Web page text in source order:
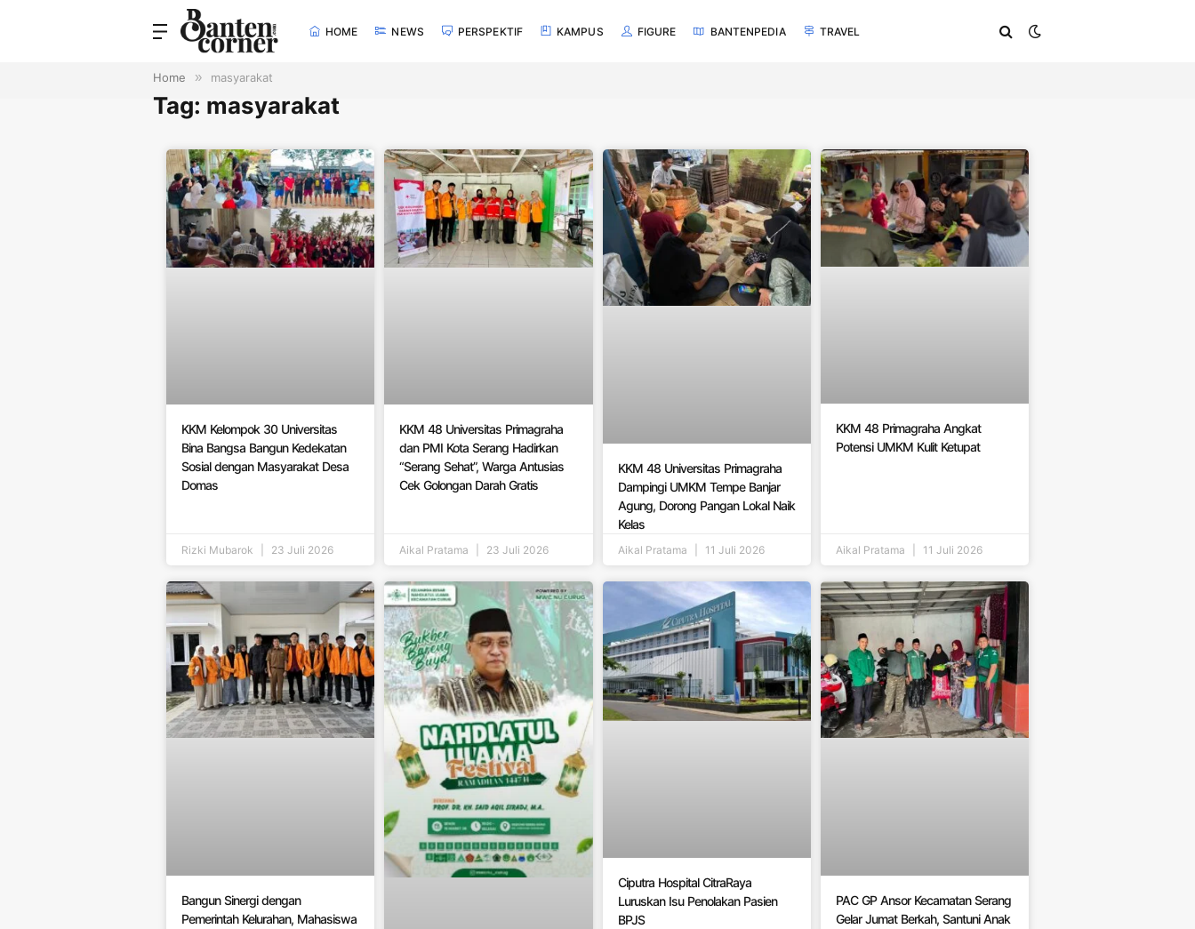
HOME NEWS PERSPEKTIF KAMPUS FIGURE BANTENPEDIA TRAVEL
Home » masyarakat
Tag: masyarakat
KKM Kelompok 30 Universitas
Bina Bangsa Bangun Kedekatan
Sosial dengan Masyarakat Desa
Domas
Rizki Mubarok 23 Juli 2026
KKM 48 Universitas Primagraha
dan PMI Kota Serang Hadirkan
“Serang Sehat”, Warga Antusias
Cek Golongan Darah Gratis
Aikal Pratama 23 Juli 2026
KKM 48 Universitas Primagraha
Dampingi UMKM Tempe Banjar
Agung, Dorong Pangan Lokal Naik
Kelas
Aikal Pratama 11 Juli 2026
KKM 48 Primagraha Angkat
Potensi UMKM Kulit Ketupat
Aikal Pratama 11 Juli 2026
Bangun Sinergi dengan
Pemerintah Kelurahan, Mahasiswa
Ciputra Hospital CitraRaya
Luruskan Isu Penolakan Pasien
BPJS
PAC GP Ansor Kecamatan Serang
Gelar Jumat Berkah, Santuni Anak